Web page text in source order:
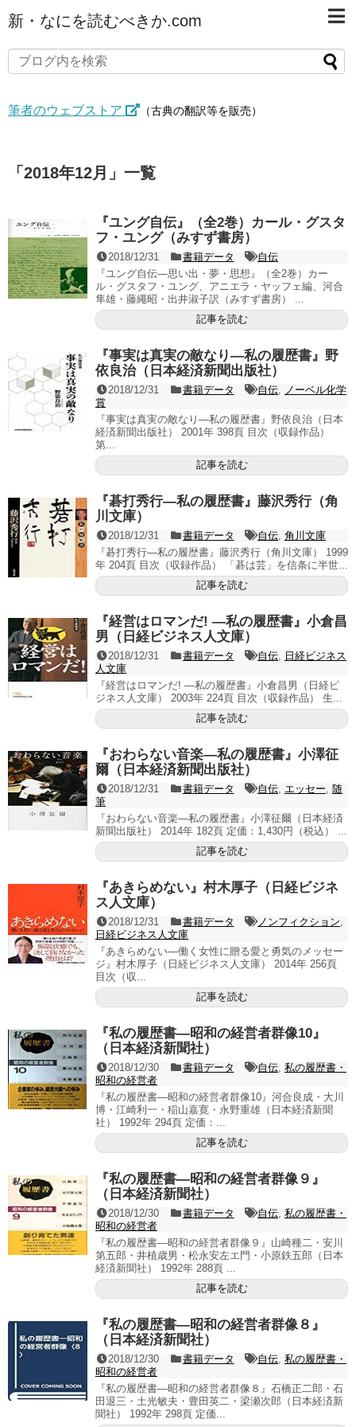
新・なにを読むべきか.com
筆者のウェブストア （古典の翻訳等を販売）
「 2018年12月 」 一覧
『ユング自伝』（全2巻）カール・グスタ
フ・ユング（みすず書房）
2018/12/31 書籍データ
自伝
『ユング自伝―思い出・夢・思想』（全2巻）カー
ル・グスタフ・ユング、アニエラ・ヤッフェ編、河合
隼雄・藤繩昭・出井淑子訳（みすず書房） ...
記事を読む
『事実は真実の敵なり―私の履歴書』野
依良治（日本経済新聞出版社）
2018/12/31 書籍データ 自伝, ノーベル化学
賞
『事実は真実の敵なり―私の履歴書』野依良治（日本
経済新聞出版社） 2001年 398頁 目次（収録作品）
第...
記事を読む
『碁打秀行―私の履歴書』藤沢秀行（角
川文庫）
2018/12/31 書籍データ 自伝, 角川文庫
『碁打秀行―私の履歴書』藤沢秀行（角川文庫） 1999
年 204頁 目次（収録作品） 「碁は芸」を信条に半世...
記事を読む
『経営はロマンだ! ―私の履歴書』小倉昌
男（日経ビジネス人文庫）
2018/12/31 書籍データ 自伝, 日経ビジネス
人文庫
『経営はロマンだ! ―私の履歴書』小倉昌男（日経ビ
ジネス人文庫） 2003年 224頁 目次（収録作品） 生...
記事を読む
『おわらない音楽―私の履歴書』小澤征
爾（日本経済新聞出版社）
2018/12/31 書籍データ 自伝, エッセー, 随
筆
『おわらない音楽―私の履歴書』小澤征爾（日本経済
新聞出版社） 2014年 182頁 定価：1,430円（税込） ...
記事を読む
『あきらめない』村木厚子（日経ビジネ
ス人文庫）
2018/12/31 書籍データ ノンフィクション,
日経ビジネス人文庫
『あきらめない―働く女性に贈る愛と勇気のメッセー
ジ』村木厚子（日経ビジネス人文庫） 2014年 256頁
目次（収...
記事を読む
『私の履歴書―昭和の経営者群像10』
（日本経済新聞社）
2018/12/30 書籍データ 自伝, 私の履歴書・
昭和の経営者
『私の履歴書―昭和の経営者群像10』河合良成・大川
博・江崎利一・稲山嘉寛・永野重雄（日本経済新聞
社） 1992年 294頁 定価：...
記事を読む
『私の履歴書―昭和の経営者群像９』
（日本経済新聞社）
2018/12/30 書籍データ 自伝, 私の履歴書・
昭和の経営者
『私の履歴書―昭和の経営者群像９』山崎種二・安川
第五郎・井植歳男・松永安左エ門・小原鉄五郎（日本
経済新聞社） 1992年 288頁 ...
記事を読む
『私の履歴書―昭和の経営者群像８』
（日本経済新聞社）
2018/12/30 書籍データ 自伝, 私の履歴書・
昭和の経営者
『私の履歴書―昭和の経営者群像８』石橋正二郎・石
田退三・土光敏夫・豊田英二・梁瀬次郎（日本経済新
聞社） 1992年 298頁 定価...